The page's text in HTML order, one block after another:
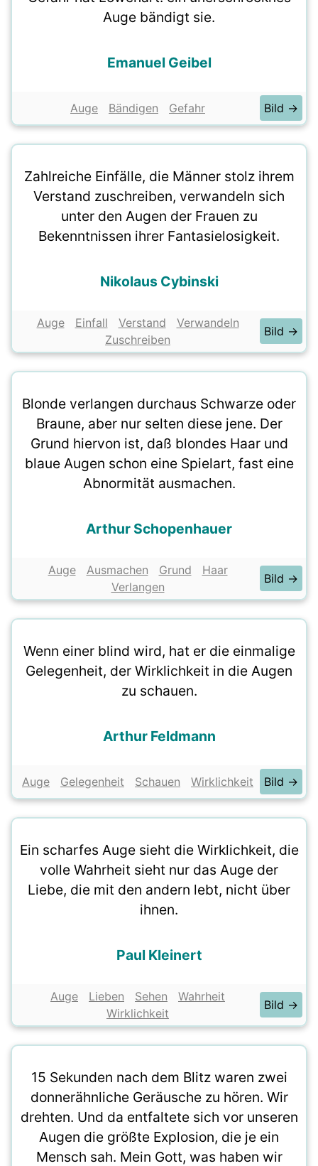
Auge bändigt sie.
Emanuel Geibel
Auge Bändigen Gefahr Bild →
Zahlreiche Einfälle, die Männer stolz ihrem
Verstand zuschreiben, verwandeln sich
unter den Augen der Frauen zu
Bekenntnissen ihrer Fantasielosigkeit.
Nikolaus Cybinski
Auge Einfall Verstand
Verwandeln
Zuschreiben
Bild →
Blonde verlangen durchaus Schwarze oder
Braune, aber nur selten diese jene. Der
Grund hiervon ist, daß blondes Haar und
blaue Augen schon eine Spielart, fast eine
Abnormität ausmachen.
Arthur Schopenhauer
Auge Ausmachen Grund
Haar
Verlangen
Bild →
Wenn einer blind wird, hat er die einmalige
Gelegenheit, der Wirklichkeit in die Augen
zu schauen.
Arthur Feldmann
Auge Gelegenheit Schauen Wirklichkeit Bild →
Ein scharfes Auge sieht die Wirklichkeit, die
volle Wahrheit sieht nur das Auge der
Liebe, die mit den andern lebt, nicht über
ihnen.
Paul Kleinert
Auge Lieben Sehen
Wahrheit
Wirklichkeit
Bild →
15 Sekunden nach dem Blitz waren zwei
donnerähnliche Geräusche zu hören. Wir
drehten. Und da entfaltete sich vor unseren
Augen die größte Explosion, die je ein
Mensch sah. Mein Gott, was haben wir